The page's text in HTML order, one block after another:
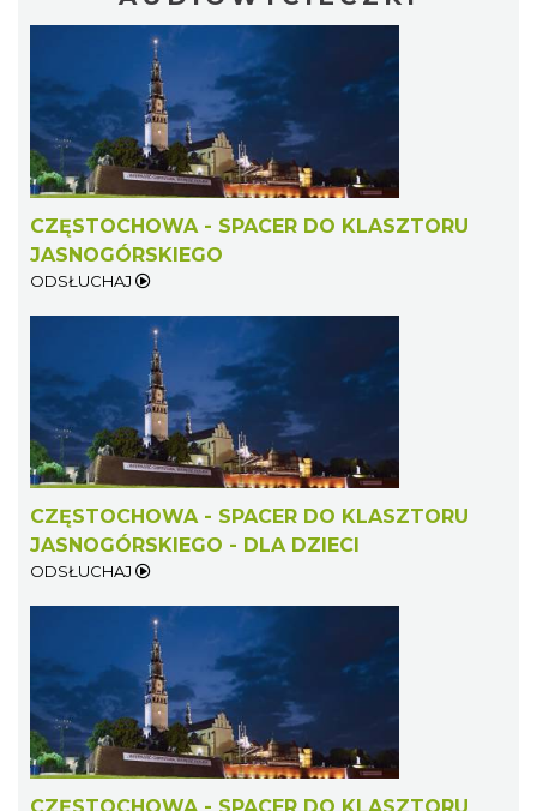
CZĘSTOCHOWA - SPACER DO KLASZTORU
JASNOGÓRSKIEGO
ODSŁUCHAJ
CZĘSTOCHOWA - SPACER DO KLASZTORU
JASNOGÓRSKIEGO - DLA DZIECI
ODSŁUCHAJ